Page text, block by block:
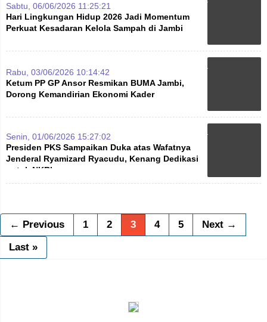
Sabtu, 06/06/2026 11:25:21
Hari Lingkungan Hidup 2026 Jadi Momentum
Perkuat Kesadaran Kelola Sampah di Jambi
Rabu, 03/06/2026 10:14:42
Ketum PP GP Ansor Resmikan BUMA Jambi,
Dorong Kemandirian Ekonomi Kader
Senin, 01/06/2026 15:27:02
Presiden PKS Sampaikan Duka atas Wafatnya
Jenderal Ryamizard Ryacudu, Kenang Dedikasi
untuk NKRI
← Previous 1 2 3 4 5
Next →
Last »